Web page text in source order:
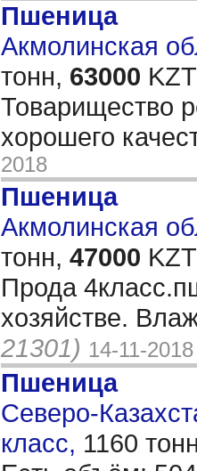
Пшеница
Акмолинская
тонн, 63000
Товарищество
хорошего
2018
Пшеница
Акмолинская
тонн, 47000
Прода
хозяйстве.
21301) 14-11-2018
Пшеница
Северо-
класс, 1160